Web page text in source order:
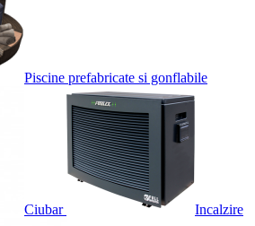
Piscine prefabricate si gonflabile
Ciubar Incalzire